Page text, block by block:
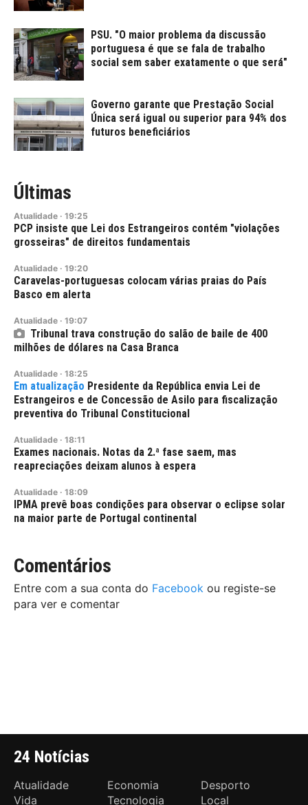
PSU. "O maior problema da discussão
portuguesa é que se fala de trabalho
social sem saber exatamente o que será"
Governo garante que Prestação Social
Única será igual ou superior para 94% dos
futuros beneficiários
Últimas
Atualidade · 19:25
PCP insiste que Lei dos Estrangeiros contém "violações
grosseiras" de direitos fundamentais
Atualidade · 19:20
Caravelas-portuguesas colocam várias praias do País
Basco em alerta
Atualidade · 19:07
Tribunal trava construção do salão de baile de 400
milhões de dólares na Casa Branca
Atualidade · 18:25
Presidente da República envia Lei de
Estrangeiros e de Concessão de Asilo para fiscalização
preventiva do Tribunal Constitucional
Atualidade · 18:11
Exames nacionais. Notas da 2.ª fase saem, mas
reapreciações deixam alunos à espera
Atualidade · 18:09
IPMA prevê boas condições para observar o eclipse solar
na maior parte de Portugal continental
Comentários
Entre com a sua conta do Facebook ou registe-se
para ver e comentar
24 Notícias
Atualidade Economia
Desporto
Vida
Tecnologia Local